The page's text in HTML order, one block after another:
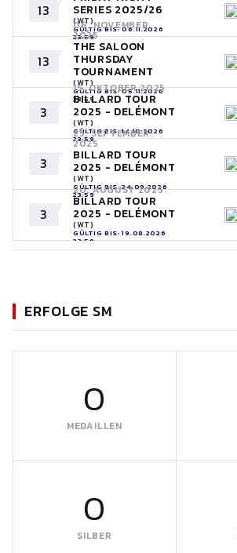
13 SERIES 2025/26
(WT)
GÜLTIG BIS: 06.11.2026
23:59
13
06. NOVEMBER
2025
THE SALOON
THURSDAY
TOURNAMENT
(WT)
GÜLTIG BIS: 05.11.2026
23:59
3
15. OKTOBER 2025
BILLARD TOUR
2025 - DELÉMONT
(WT)
GÜLTIG BIS: 14.10.2026
23:59
3
25. SEPTEMBER
2025
BILLARD TOUR
2025 - DELÉMONT
(WT)
GÜLTIG BIS: 24.09.2026
23:59
3
20. AUGUST 2025
BILLARD TOUR
2025 - DELÉMONT
(WT)
GÜLTIG BIS: 19.08.2026
23:59
ERFOLGE SM
0
MEDAILLEN
0
SILBER